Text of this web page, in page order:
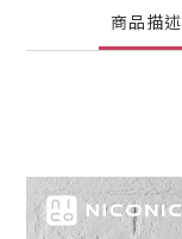
商品描述